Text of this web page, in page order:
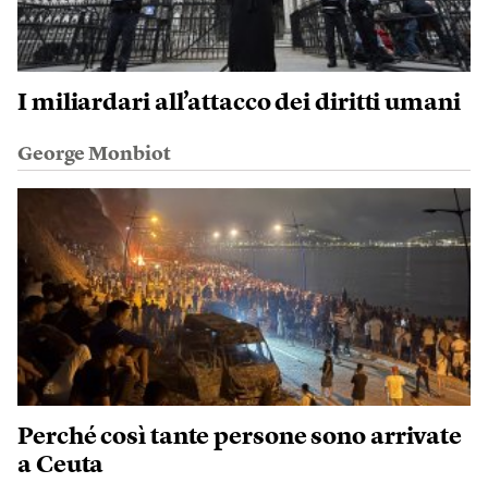
I miliardari all’attacco dei diritti umani
George Monbiot
Perché così tante persone sono arrivate
a Ceuta